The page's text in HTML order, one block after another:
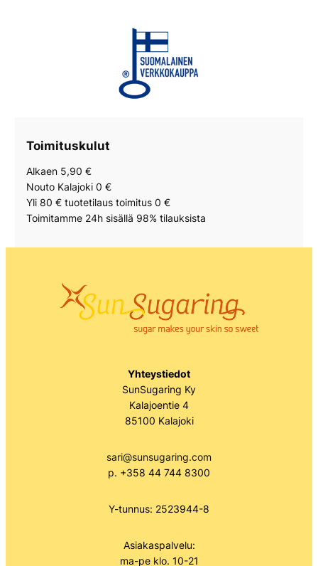
Toimituskulut
Alkaen 5,90 €
Nouto Kalajoki 0 €
Yli 80 € tuotetilaus toimitus 0 €
Toimitamme 24h sisällä 98% tilauksista
Yhteystiedot
SunSugaring Ky
Kalajoentie 4
85100 Kalajoki
sari@sunsugaring.com
p. +358 44 744 8300
Y-tunnus: 2523944-8
Asiakaspalvelu:
ma-pe klo. 10-21